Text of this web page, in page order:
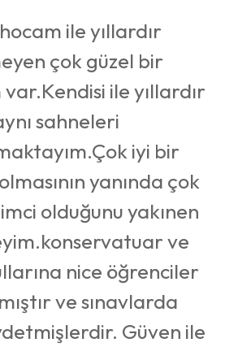
ile yıllardır
çok güzel bir
ile yıllardır
sahneleri
iyi bir
yanında çok
olduğunu yakınen
ve
nice öğrenciler
ve sınavlarda
Güven ile